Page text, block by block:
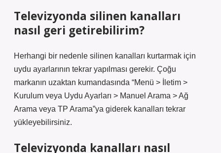
Televizyonda silinen kanalları
nasıl geri getirebilirim?
Herhangi bir nedenle silinen kanalları kurtarmak için
uydu ayarlarının tekrar yapılması gerekir. Çoğu
markanın uzaktan kumandasında “Menü > İletim >
Kurulum veya Uydu Ayarları > Manuel Arama > Ağ
Arama veya TP Arama”ya giderek kanalları tekrar
yükleyebilirsiniz.
Televizyonda kanalları nasıl